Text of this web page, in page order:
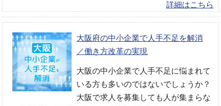
詳細はこちら
大阪府の中小企業で人手不足を解消
／働き方改革の実現
大阪の中小企業で人手不足に悩まれて
いる方も多いのではないでしょうか？
大阪で求人を募集しても人が集まらな